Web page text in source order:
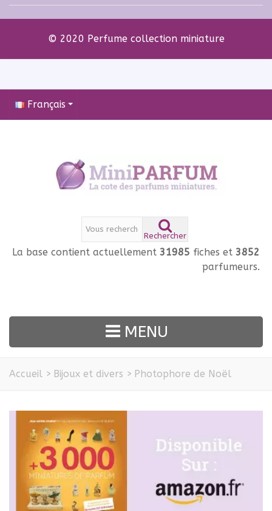
© 2020 Perfume collection miniature
Français
Rechercher
La base contient actuellement 31985 fiches et 3852
parfumeurs.
MENU
Accueil > Bijoux et divers > Photophore de Noël